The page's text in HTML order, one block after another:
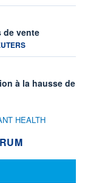
de vente
fournie par
à la hausse de
HEALTH